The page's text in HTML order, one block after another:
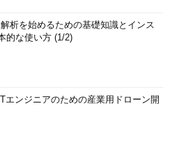
析を始めるための基礎知識とインス
的な使い方 (1/2)
エンジニアのための産業用ドローン開